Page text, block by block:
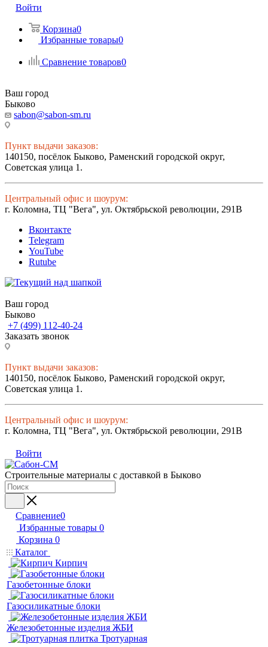
Войти
Корзина0
Избранные товары0
Сравнение товаров0
Ваш город
Быково
sabon@sabon-sm.ru
Пункт выдачи заказов:
140150, посёлок Быково, Раменский городской округ,
Советская улица 1.
Центральный офис и шоурум:
г. Коломна, ТЦ "Вега", ул. Октябрьской революции, 291В
Вконтакте
Telegram
YouTube
Rutube
Ваш город
Быково
+7 (499) 112-40-24
Заказать звонок
Пункт выдачи заказов:
140150, посёлок Быково, Раменский городской округ,
Советская улица 1.
Центральный офис и шоурум:
г. Коломна, ТЦ "Вега", ул. Октябрьской революции, 291В
Войти
Строительные материалы с доставкой в Быково
Сравнение0
Избранные товары 0
Корзина 0
Каталог
Кирпич
Газобетонные блоки
Газосиликатные блоки
Железобетонные изделия ЖБИ
Тротуарная